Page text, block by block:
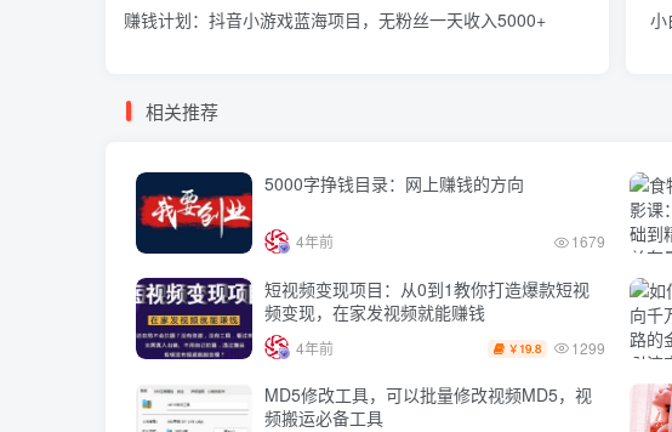
赚钱计划：抖音小游戏蓝海项目，无粉丝一天收入5000+
小
相关推荐
5000字挣钱目录：网上赚钱的方向
4年前 1679
短视频变现项目：从0到1教你打造爆款短视
频变现，在家发视频就能赚钱
4年前 ￥ 19.8 1299
MD5修改工具，可以批量修改视频MD5，视
频搬运必备工具